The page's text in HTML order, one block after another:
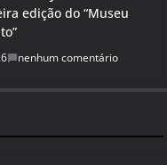
edição do “Museu
nenhum comentário